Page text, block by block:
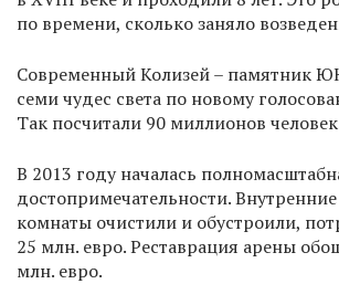
по времени, сколько заняло
Современный Колизей – памятник
семи чудес света по новому
Так посчитали 90 миллионов
В 2013 году началась
достопримечательности.
комнаты очистили и обустроили,
25 млн. евро. Реставрация арены
млн. евро.